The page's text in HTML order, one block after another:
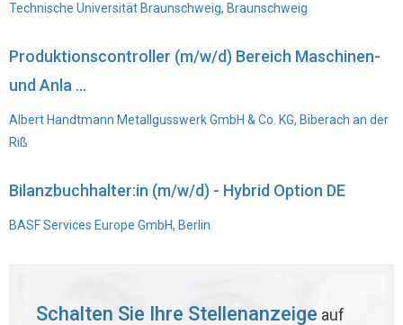
Technische Universität Braunschweig, Braunschweig
Produktionscontroller (m/w/d) Bereich Maschinen-
und Anla ...
Albert Handtmann Metallgusswerk GmbH & Co. KG, Biberach an der
Riß
Bilanzbuchhalter:in (m/w/d) - Hybrid Option DE
BASF Services Europe GmbH, Berlin
Schalten Sie Ihre Stellenanzeige auf